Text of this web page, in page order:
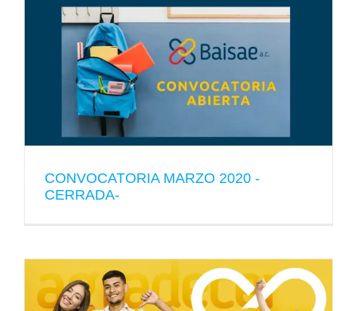
CONVOCATORIA MARZO 2020 -
CERRADA-